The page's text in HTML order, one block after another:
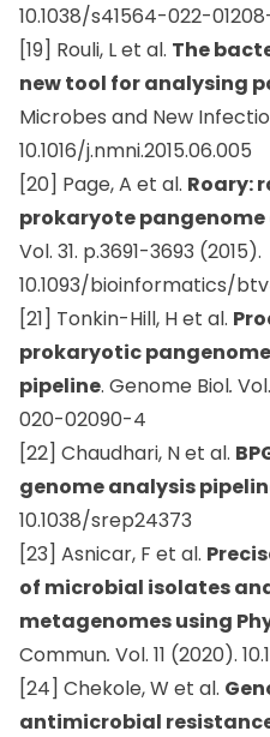
10.1038/s41564-022-
[19] Rouli, L et al. The
new tool for analysing
Microbes and New
10.1016/j.nmni.2015.06.005
[20] Page, A et al. Roary:
prokaryote
Vol. 31. p.3691-3693 (2015).
10.1093/bioinformatics/
[21] Tonkin-Hill, H et al.
prokaryotic
pipeline. Genome Biol.
020-02090-4
[22] Chaudhari, N et al.
genome analysis
10.1038/srep24373
[23] Asnicar, F et al.
of microbial isolates
metagenomes using
Commun. Vol. 11 (2020).
[24] Chekole, W et al.
antimicrobial